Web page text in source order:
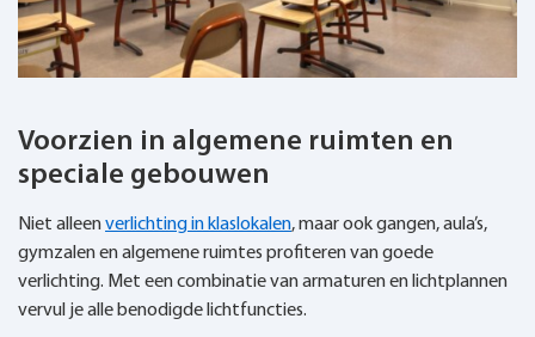
een
lange
Voorzien in algemene ruimten en
speciale gebouwen
Niet alleenverlichting in klaslokalen, maar ook gangen, aula’s,
gymzalen en algemene ruimtes profiteren van goede
verlichting. Met een combinatie van armaturen en lichtplannen
vervul je alle benodigde lichtfuncties.